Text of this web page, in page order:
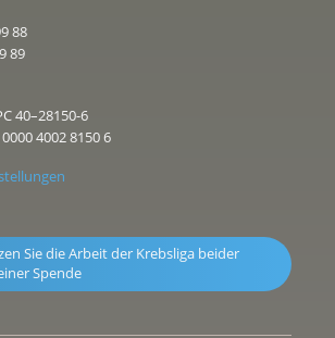
88
89
40–28150-6
4002 8150 6
Sie die Arbeit der Krebsliga beider
Spende